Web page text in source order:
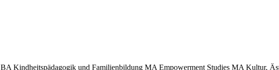
BA Kindheitspädagogik und Familienbildung MA Empowerment Studies MA Kultur,